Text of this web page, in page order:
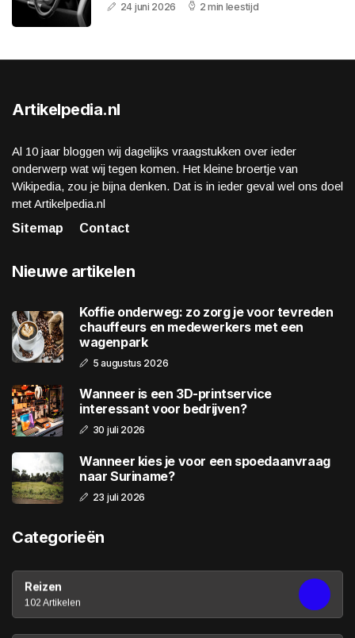
24 juni 2026 2 min leestijd
Artikelpedia.nl
Al 10 jaar bloggen wij dagelijks vraagstukken over ieder
onderwerp wat wij tegen komen. Het kleine broertje van
Wikipedia, zou je bijna denken. Dat is in ieder geval wel ons doel
met Artikelpedia.nl
Sitemap
Contact
Nieuwe artikelen
Koffie onderweg: zo zorg je voor tevreden
chauffeurs en medewerkers met een
wagenpark
5 augustus 2026
Wanneer is een 3D-printservice
interessant voor bedrijven?
30 juli 2026
Wanneer kies je voor een spoedaanvraag
naar Suriname?
23 juli 2026
Categorieën
Reizen
102 Artikelen